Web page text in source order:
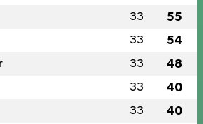
33 55
33 54
33 48
33 40
33 40